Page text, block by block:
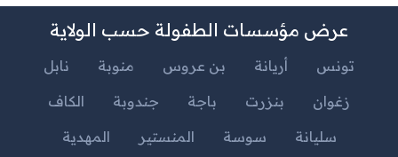
عرض مؤسسات الطفولة حسب الولاية
تونس أريانة بن عروس منوبة
نابل
زغوان
بنزرت باجة جندوبة
الكاف
سليانة
سوسة المنستير
المهدية